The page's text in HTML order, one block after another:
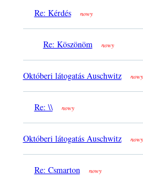
Re: Kérdés nowy
Re: Köszönöm nowy
Októberi látogatás Auschwitz nowy
Re: \\ nowy
Októberi látogatás Auschwitz nowy
Re: Csmarton nowy